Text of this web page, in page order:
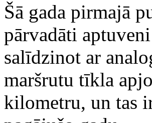
Šā gada pirmajā
pārvadāti
salīdzinot ar
maršrutu tīkla
kilometru, un tas